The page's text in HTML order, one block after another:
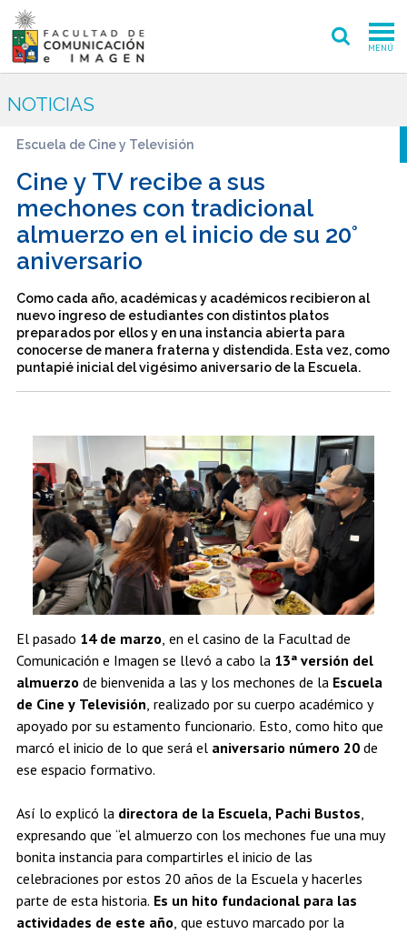
MENÚ
POSTGRADO
INVESTIGACIÓN CREACIÓN
INTERNACIONAL
ADMISIÓN
PERIODISMO
NOTICIAS
Escuela de Cine y Televisión
Cine y TV recibe a sus
mechones con tradicional
almuerzo en el inicio de su 20°
aniversario
Como cada año, académicas y académicos recibieron al
nuevo ingreso de estudiantes con distintos platos
preparados por ellos y en una instancia abierta para
conocerse de manera fraterna y distendida. Esta vez, como
puntapié inicial del vigésimo aniversario de la Escuela.
El pasado 14 de marzo, en el casino de la Facultad de
Comunicación e Imagen se llevó a cabo la13ª versión del
almuerzo de bienvenida a las y los mechones de la Escuela
de Cine y Televisión, realizado por su cuerpo académico y
apoyado por su estamento funcionario. Esto, como hito que
marcó el inicio de lo que será el aniversario número 20 de
ese espacio formativo.
Así lo explicó la directora de la Escuela, Pachi Bustos,
expresando que “el almuerzo con los mechones fue una muy
bonita instancia para compartirles el inicio de las
celebraciones por estos 20 años de la Escuela y hacerles
parte de esta historia. Es un hito fundacional para las
actividades de este año, que estuvo marcado por la